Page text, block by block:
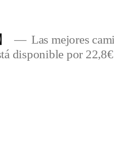
Las mejores
disponible por 22,8€